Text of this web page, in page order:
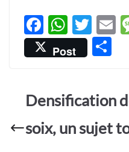
F
ac
e
o
o
k
W
h
at
A
p
p
T
w
itt
E
Post
g
er
Densification
soix, un sujet